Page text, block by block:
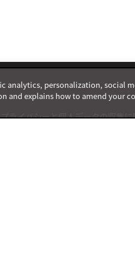
プライバシーと個人データの収集
analytics, personalization, social
and explains how to amend your